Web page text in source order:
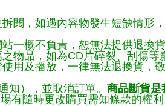
閱，如遇內容物發生短缺情形
一概不負責，恕無法提供退換貨
物品，如為CD片碎裂、刮傷等
用及播放，一律無法退換貨，
知），並取消訂單。 商品斷貨是
有隨時更改購買需知條款的權利